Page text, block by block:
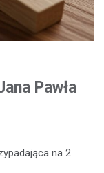
Pawła
na 2